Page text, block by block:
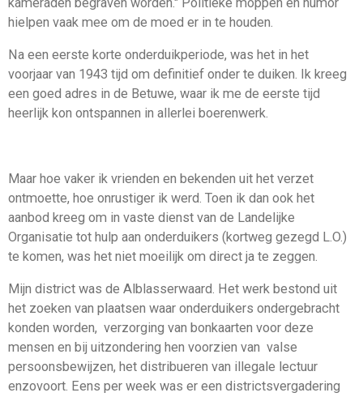
hielpen vaak mee om de moed er in te houden.
Na een eerste korte onderduikperiode, was het in het
voorjaar van 1943 tijd om definitief onder te duiken. Ik kreeg
een goed adres in de Betuwe, waar ik me de eerste tijd
heerlijk kon ontspannen in allerlei boerenwerk.
Maar hoe vaker ik vrienden en bekenden uit het verzet
ontmoette, hoe onrustiger ik werd. Toen ik dan ook het
aanbod kreeg om in vaste dienst van de Landelijke
Organisatie tot hulp aan onderduikers (kortweg gezegd L.O.)
te komen, was het niet moeilijk om direct ja te zeggen.
Mijn district was de Alblasserwaard. Het werk bestond uit
het zoeken van plaatsen waar onderduikers ondergebracht
konden worden, verzorging van bonkaarten voor deze
mensen en bij uitzondering hen voorzien van valse
persoonsbewijzen, het distribueren van illegale lectuur
enzovoort. Eens per week was er een districtsvergadering